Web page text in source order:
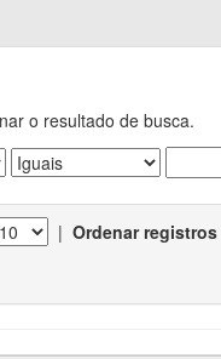
o resultado de busca.
| Ordenar